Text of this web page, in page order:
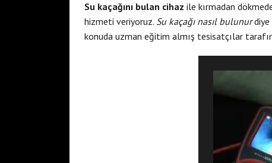
Su kaçağını bulan cihaz ile kırmadan
hizmeti veriyoruz. Su kaçağı nasıl bulunurdiye
konuda uzman eğitim almış tesisatçılar